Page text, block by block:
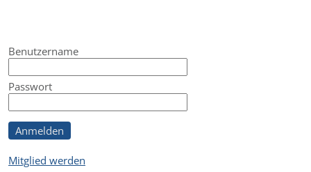
Benutzername
Passwort
Anmelden
Mitglied werden